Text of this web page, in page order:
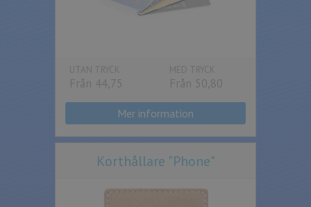
UTAN TRYCK
Från 44,75
MED TRYCK
Från 50,80
Mer information
Korthållare "Phone"